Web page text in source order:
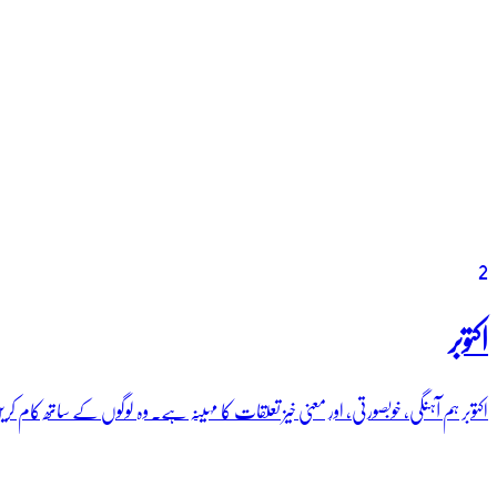
2
اکتوبر
اکتوبر ہم آہنگی، خوبصورتی، اور معنی خیز تعلقات کا مہینہ ہے۔ وہ لوگوں کے ساتھ